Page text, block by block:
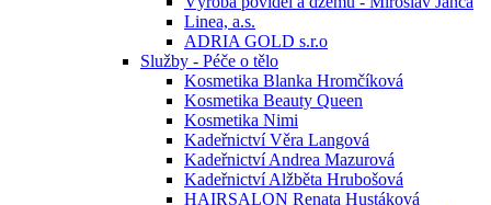
Linea, a.s.
ADRIA GOLD s.r.o
Služby - Péče o tělo
Kosmetika Blanka Hromčíková
Kosmetika Beauty Queen
Kosmetika Nimi
Kadeřnictví Věra Langová
Kadeřnictví Andrea Mazurová
Kadeřnictví Alžběta Hrubošová
HAIRSALON Renata Hustáková